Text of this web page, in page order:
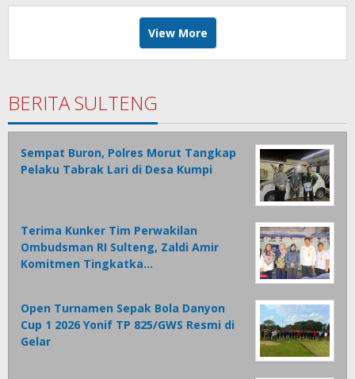
View More
BERITA SULTENG
Sempat Buron, Polres Morut Tangkap
Pelaku Tabrak Lari di Desa Kumpi
Terima Kunker Tim Perwakilan
Ombudsman RI Sulteng, Zaldi Amir
Komitmen Tingkatka…
Open Turnamen Sepak Bola Danyon
Cup 1 2026 Yonif TP 825/GWS Resmi di
Gelar